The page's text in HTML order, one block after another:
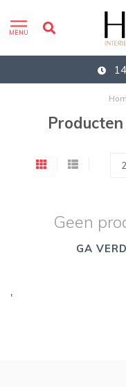
MENU
Geen
GA
'